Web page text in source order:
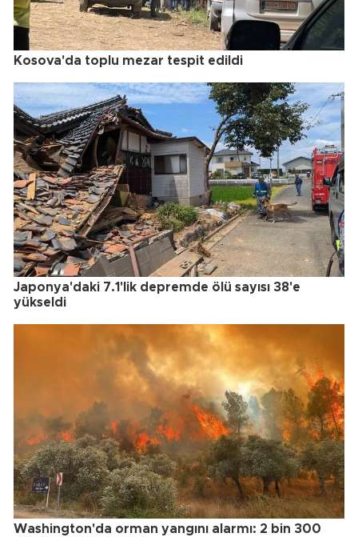
Kosova'da toplu mezar tespit edildi
Japonya'daki 7.1'lik depremde ölü sayısı 38'e
yükseldi
Washington'da orman yangını alarmı: 2 bin 300